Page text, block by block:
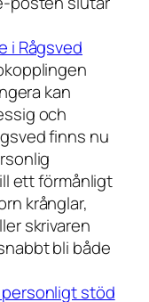
i Rågsved
kan
och
finns nu
ett förmånligt
krånglar,
skrivaren
bli både
personligt stöd